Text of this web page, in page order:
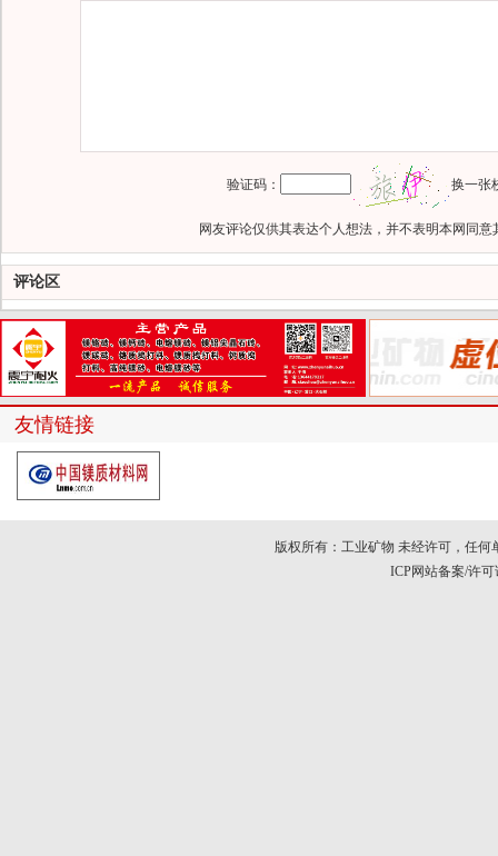
验证码： 换一张
网友评论仅供其表达个人想法，并不表明本网同
评论区
友情链接
版权所有：工业矿物 未经许可，任
ICP网站备案/许可